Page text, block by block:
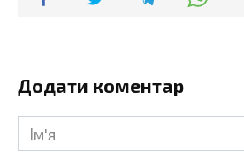
Додати коментар
Ім'я